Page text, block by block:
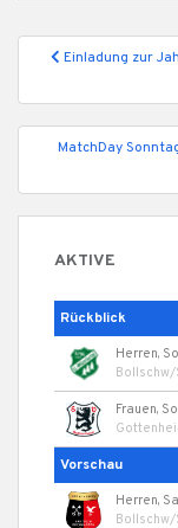
Einladung zur
MatchDay
AKTIVE
Rückblick
Herren,
Bollschw/
Frauen,
Vorschau
Herren,
Bollschw/